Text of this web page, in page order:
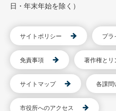
日・年末年始を除く）
サイトポリシー プラ
免責事項 著作権とリ
サイトマップ 各課問
市役所へのアクセス